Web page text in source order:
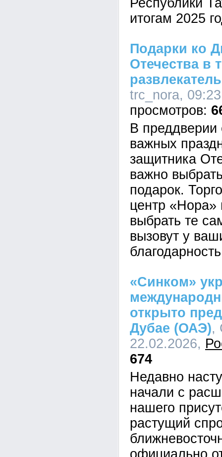
Республики
итогам 2025
Подарки ко
Отечества в
trc_nora,
В преддверии
важных
защитника
важно
подарок.
центр «Нора»
выбрать те
вызовут у
«Синком»
открыто
Дубае (ОАЭ),
22.02.2026,
674
Недавно
начали с
нашего
растущий
официально